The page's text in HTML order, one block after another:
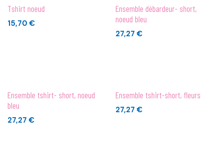
Tshirt noeud
15,70 €
Ensemble débardeur- short,
noeud bleu
27,27 €
Ensemble tshirt- short, noeud
bleu
27,27 €
Ensemble tshirt-short, fleurs
27,27 €